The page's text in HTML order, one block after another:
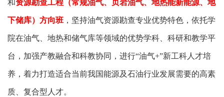
和资源勘查工程（常规油气、页岩油气、地热能新能源、地
下储库）方向班 ，坚持油气资源勘查专业优势特色，依托学
院在油气、地热和储气库等领域的优势学科、科研和教学平
台，加强产教融合和科教协同，进行“油气+”新工科人才培
养，着力打造适合当前我国能源及石油行业发展需要的高素
质、复合型人才。